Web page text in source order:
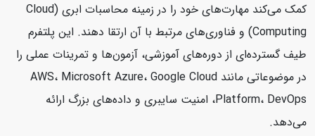
کمک می‌کند مهارت‌های خود را در زمینه محاسبات ابری (Cloud
Computing) و فناوری‌های مرتبط با آن ارتقا دهند. این پلتفرم
طیف گسترده‌ای از دوره‌های آموزشی، آزمون‌ها و تمرینات عملی را
در موضوعاتی مانند AWS، Microsoft Azure، Google Cloud
Platform، DevOps، امنیت سایبری و داده‌های بزرگ ارائه
می‌دهد.